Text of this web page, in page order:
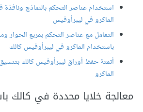
استخدام عناصر التحكم بالنماذج
الماكرو في ليبرأوفيس
التعامل مع عناصر التحكم بمربع الحوار
باستخدام الماكرو في ليبرأوفيس كالك
الماكرو
معالجة خلايا محددة في كالك